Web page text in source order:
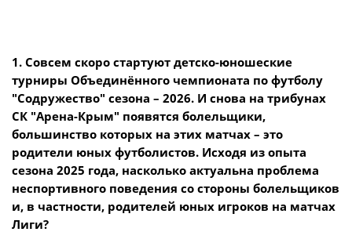
Кубок Объединенного Чемпионата по
футболу "Содружество"
Календарь и результаты матчей
Турнирные таблицы
Статистика
Служба безопасности
Пресс-служба
Отдел информационных технологий
Комитеты
Спортивный комитет
Инспекторско-судейский комитет
1. Совсем скоро стартуют детско-юношеские
турниры Объединённого чемпионата по футболу
"Содружество" сезона – 2026. И снова на трибунах
СК "Арена-Крым" появятся болельщики,
большинство которых на этих матчах – это
родители юных футболистов. Исходя из опыта
сезона 2025 года, насколько актуальна проблема
неспортивного поведения со стороны болельщиков
и, в частности, родителей юных игроков на матчах
Лиги?